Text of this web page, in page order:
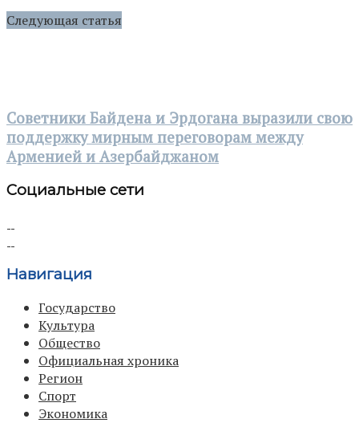
Следующая статья
Советники Байдена и Эрдогана выразили свою
поддержку мирным переговорам между
Арменией и Азербайджаном
Социальные сети
Навигация
Государство
Культура
Общество
Официальная хроника
Регион
Спорт
Экономика